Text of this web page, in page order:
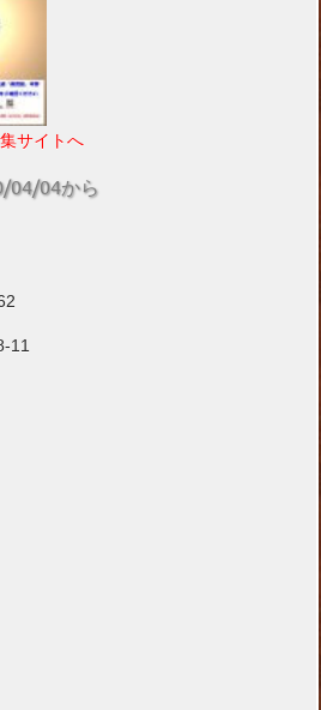
サイトへ
04/04から
11